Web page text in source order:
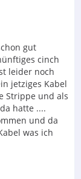
gut
cinch
leider noch
jetziges Kabel
Strippe und als
hatte ....
und da
was ich